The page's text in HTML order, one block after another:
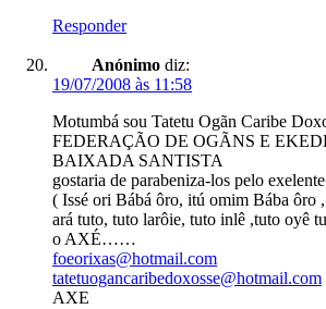
Responder
Anónimo diz:
19/07/2008 às 11:58
Motumbá sou Tatetu Ogãn Caribe
FEDERAÇÃO DE OGÃNS E
BAIXADA SANTISTA
gostaria de parabeniza-los pelo
( Issé ori Bábá ôro, itú omim Bába ôro
ará tuto, tuto larôie, tuto inlê ,tuto oyê
o AXÉ……
foeorixas@hotmail.com
tatetuogancaribedoxosse@hotmail.com
AXE